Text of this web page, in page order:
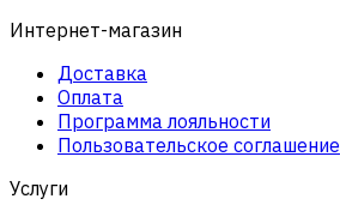
Интернет-магазин
Доставка
Оплата
Программа лояльности
Пользовательское соглашение
Услуги